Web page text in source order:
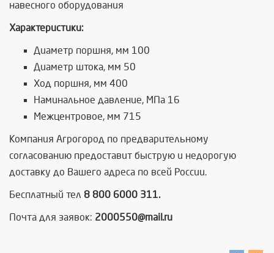
навесного оборудования
Характеристики:
Диаметр поршня, мм 100
Диаметр штока, мм 50
Ход поршня, мм 400
Наминальное давление, МПа 16
Межцентровое, мм 715
Компания Агрогород по предварительному
согласованию предоставит быструю и недорогую
доставку до Вашего адреса по всей России.
Бесплатный тел 8 800 6000 311.
Почта для заявок: 2000550@mail.ru